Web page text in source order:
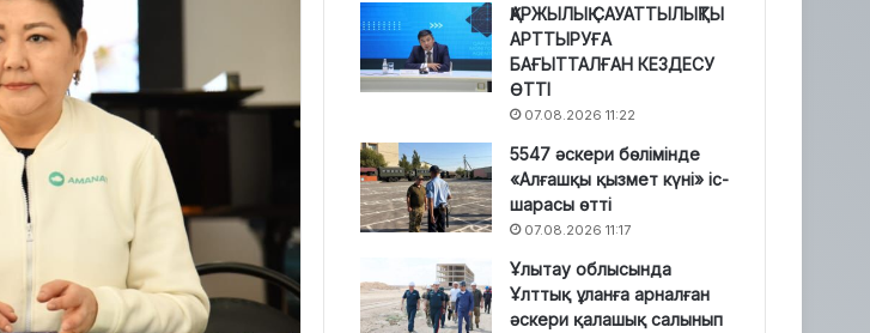
ҚАРЖЫЛЫҚ САУАТТЫЛЫҚТЫ
АРТТЫРУҒА
БАҒЫТТАЛҒАН КЕЗДЕСУ
ӨТТІ
07.08.2026 11:22
5547 әскери бөлімінде
«Алғашқы қызмет күні» іс-
шарасы өтті
07.08.2026 11:17
Ұлытау облысында
Ұлттық ұланға арналған
әскери қалашық салынып